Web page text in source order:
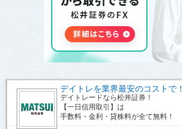
デイトレを業界最安のコストで！
デイトレードなら松井証券！
【一日信用取引】は
手数料・金利・貸株料が全て無料！